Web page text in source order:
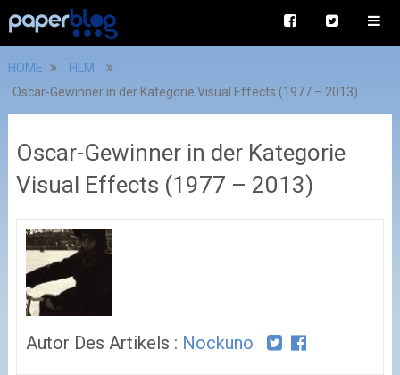
HOME
FILM
Oscar-Gewinner in der Kategorie Visual Effects (1977 – 2013)
Oscar-Gewinner in der Kategorie
Visual Effects (1977 – 2013)
Autor Des Artikels : Nockuno